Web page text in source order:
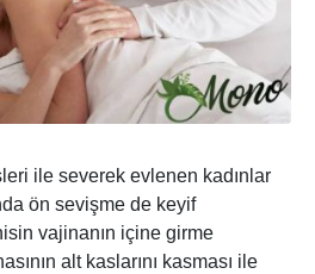
ile severek evlenen kadınlar
ön sevişme de keyif
vajinanın içine girme
alt kaslarını kasması ile